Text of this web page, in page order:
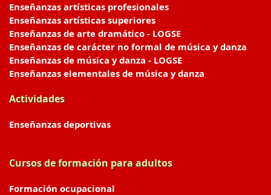
Enseñanzas artísticas profesionales
Enseñanzas artísticas superiores
Enseñanzas de arte dramático - LOGSE
Enseñanzas de carácter no formal de música y danza
Enseñanzas de música y danza - LOGSE
Enseñanzas elementales de música y danza
Actividades
Enseñanzas deportivas
Cursos de formación para adultos
Formación ocupacional